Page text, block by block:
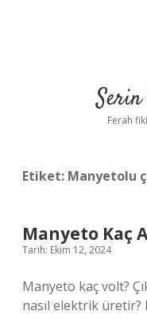
Ferah
Etiket: Manyetolu
Manyeto Kaç
Tarih: Ekim 12, 2024
Manyeto kaç volt?
nasıl elektrik